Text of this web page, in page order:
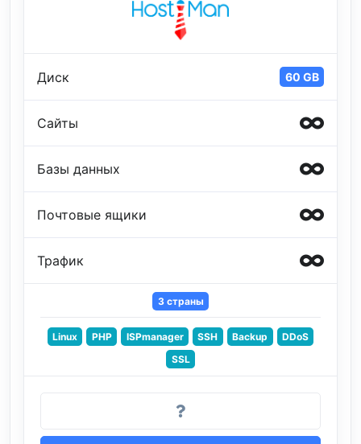
Диск 60 GB
Сайты
Базы данных
Почтовые ящики
Трафик
3 страны
Linux PHP ISPmanager SSH Backup
DDoS
SSL